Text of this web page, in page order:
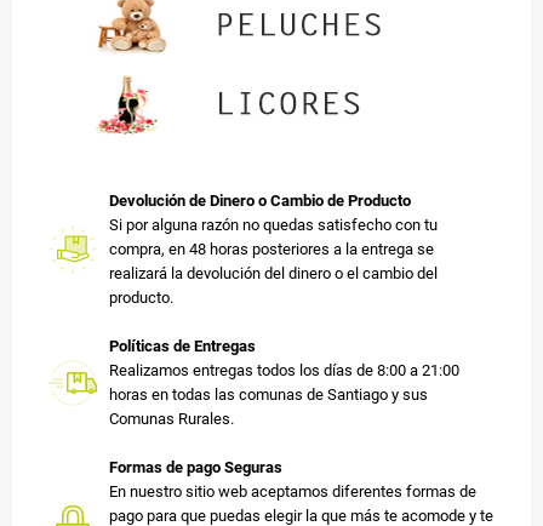
Devolución de Dinero o Cambio de Producto
Si por alguna razón no quedas satisfecho con tu
compra, en 48 horas posteriores a la entrega se
realizará la devolución del dinero o el cambio del
producto.
Políticas de Entregas
Realizamos entregas todos los días de 8:00 a 21:00
horas en todas las comunas de Santiago y sus
Comunas Rurales.
Formas de pago Seguras
En nuestro sitio web aceptamos diferentes formas de
pago para que puedas elegir la que más te acomode y te